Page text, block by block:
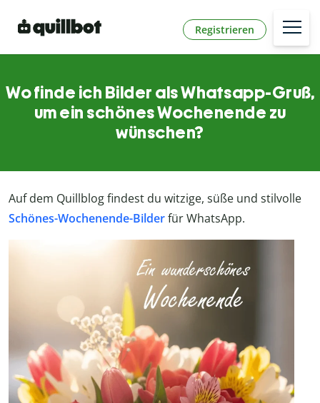
Registrieren
Wo finde ich Bilder als Whatsapp-Gruß,
um ein schönes Wochenende zu
wünschen?
Auf dem Quillblog findest du witzige, süße und stilvolle
Schönes-Wochenende-Bilderfür WhatsApp.